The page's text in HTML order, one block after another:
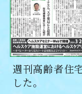
週刊高齢者住
した。